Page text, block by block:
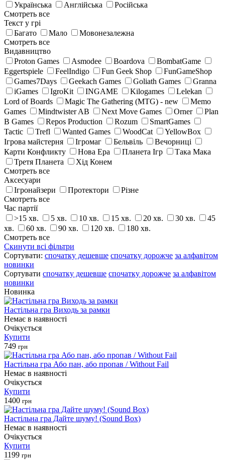
Українська
Англійська
Російська
Смотреть все
Текст у грі
Багато
Мало
Мовонезалежна
Смотреть все
Видавництво
Proton Games
Asmodee Boardova
BombatGame
Eggertspiele
FeelIndigo Fun Geek Shop
FunGameShop
Games7Days
Geekach Games Goliath Games
Granna
iGames
IgroKit INGAME Kilogames
Lelekan
Lord of Boards
Magic The Gathering (MTG) - new
Memo
Games
Mindtwister AB Next Move Games Orner
Plan
B Games
Repos Production Rozum
SmartGames
Tactic
Trefl Wanted Games WoodCat
YellowBox
Ігрова майстерня
Ігромаг Бельвіль
Вечорниці
Карти Конфликту
Нова Ера Планета Ігр
Така Мака
Третя Планета
Хід Конем
Смотреть все
Аксесуари
Ігронайзери
Протектори
Різне
Смотреть все
Час партії
>15 хв.
5 хв. 10 хв. 15 хв. 20 хв. 30 хв.
45
хв.
60 хв. 90 хв. 120 хв.
180 хв.
Смотреть все
Скинути всі фільтри
Сортувати: спочатку дешевше спочатку дорожче за алфавiтом
новинки
Сортувати спочатку дешевше спочатку дорожче за алфавiтом
новинки
Новинка
Настільна гра Виходь за рамки
Немає в наявності
Очікується
Купити
749 грн
Настільна гра Або пан, або пропав / Without Fail
Немає в наявності
Очікується
Купити
1400 грн
Настільна гра Дайте шуму! (Sound Box)
Немає в наявності
Очікується
Купити
1199 грн